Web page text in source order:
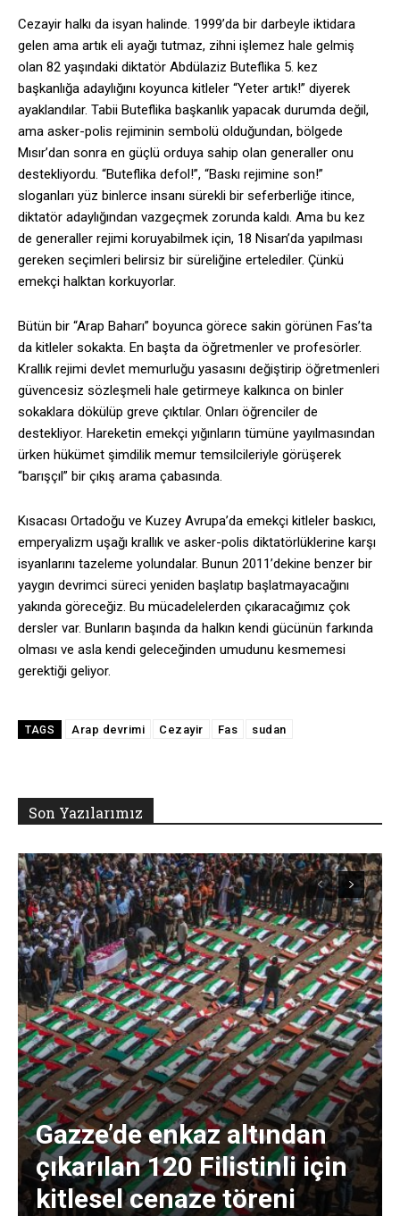
Cezayir halkı da isyan halinde. 1999’da bir darbeyle iktidara
gelen ama artık eli ayağı tutmaz, zihni işlemez hale gelmiş
olan 82 yaşındaki diktatör Abdülaziz Buteflika 5. kez
başkanlığa adaylığını koyunca kitleler “Yeter artık!” diyerek
ayaklandılar. Tabii Buteflika başkanlık yapacak durumda değil,
ama asker-polis rejiminin sembolü olduğundan, bölgede
Mısır’dan sonra en güçlü orduya sahip olan generaller onu
destekliyordu. “Buteflika defol!”, “Baskı rejimine son!”
sloganları yüz binlerce insanı sürekli bir seferberliğe itince,
diktatör adaylığından vazgeçmek zorunda kaldı. Ama bu kez
de generaller rejimi koruyabilmek için, 18 Nisan’da yapılması
gereken seçimleri belirsiz bir süreliğine ertelediler. Çünkü
emekçi halktan korkuyorlar.
Bütün bir “Arap Baharı” boyunca görece sakin görünen Fas’ta
da kitleler sokakta. En başta da öğretmenler ve profesörler.
Krallık rejimi devlet memurluğu yasasını değiştirip öğretmenleri
güvencesiz sözleşmeli hale getirmeye kalkınca on binler
sokaklara dökülüp greve çıktılar. Onları öğrenciler de
destekliyor. Hareketin emekçi yığınların tümüne yayılmasından
ürken hükümet şimdilik memur temsilcileriyle görüşerek
“barışçıl” bir çıkış arama çabasında.
Kısacası Ortadoğu ve Kuzey Avrupa’da emekçi kitleler baskıcı,
emperyalizm uşağı krallık ve asker-polis diktatörlüklerine karşı
isyanlarını tazeleme yolundalar. Bunun 2011’dekine benzer bir
yaygın devrimci süreci yeniden başlatıp başlatmayacağını
yakında göreceğiz. Bu mücadelelerden çıkaracağımız çok
dersler var. Bunların başında da halkın kendi gücünün farkında
olması ve asla kendi geleceğinden umudunu kesmemesi
gerektiği geliyor.
TAGS Arap devrimi Cezayir Fas sudan
Son Yazılarımız
Gazze’de enkaz altından
çıkarılan 120 Filistinli için
kitlesel cenaze töreni